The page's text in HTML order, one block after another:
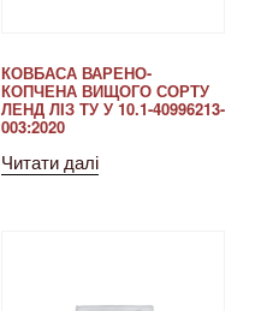
КОВБАСА ВАРЕНО-
КОПЧЕНА ВИЩОГО СОРТУ
ЛЕНД ЛІЗ ТУ У 10.1-40996213-
003:2020
Читати далі